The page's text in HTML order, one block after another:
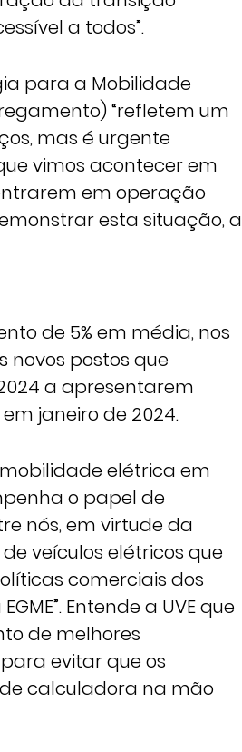
a todos”.
para a Mobilidade
“refletem um
mas é urgente
vimos acontecer em
em operação
esta situação, a
de 5% em média, nos
novos postos que
a apresentarem
janeiro de 2024.
elétrica em
o papel de
nós, em virtude da
veículos elétricos que
comerciais dos
Entende a UVE que
de melhores
evitar que os
calculadora na mão